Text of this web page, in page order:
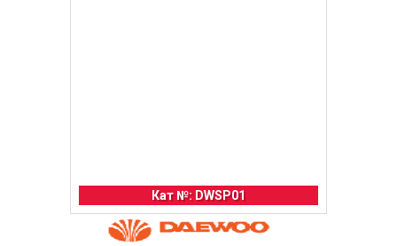
Кат №: DWSP01